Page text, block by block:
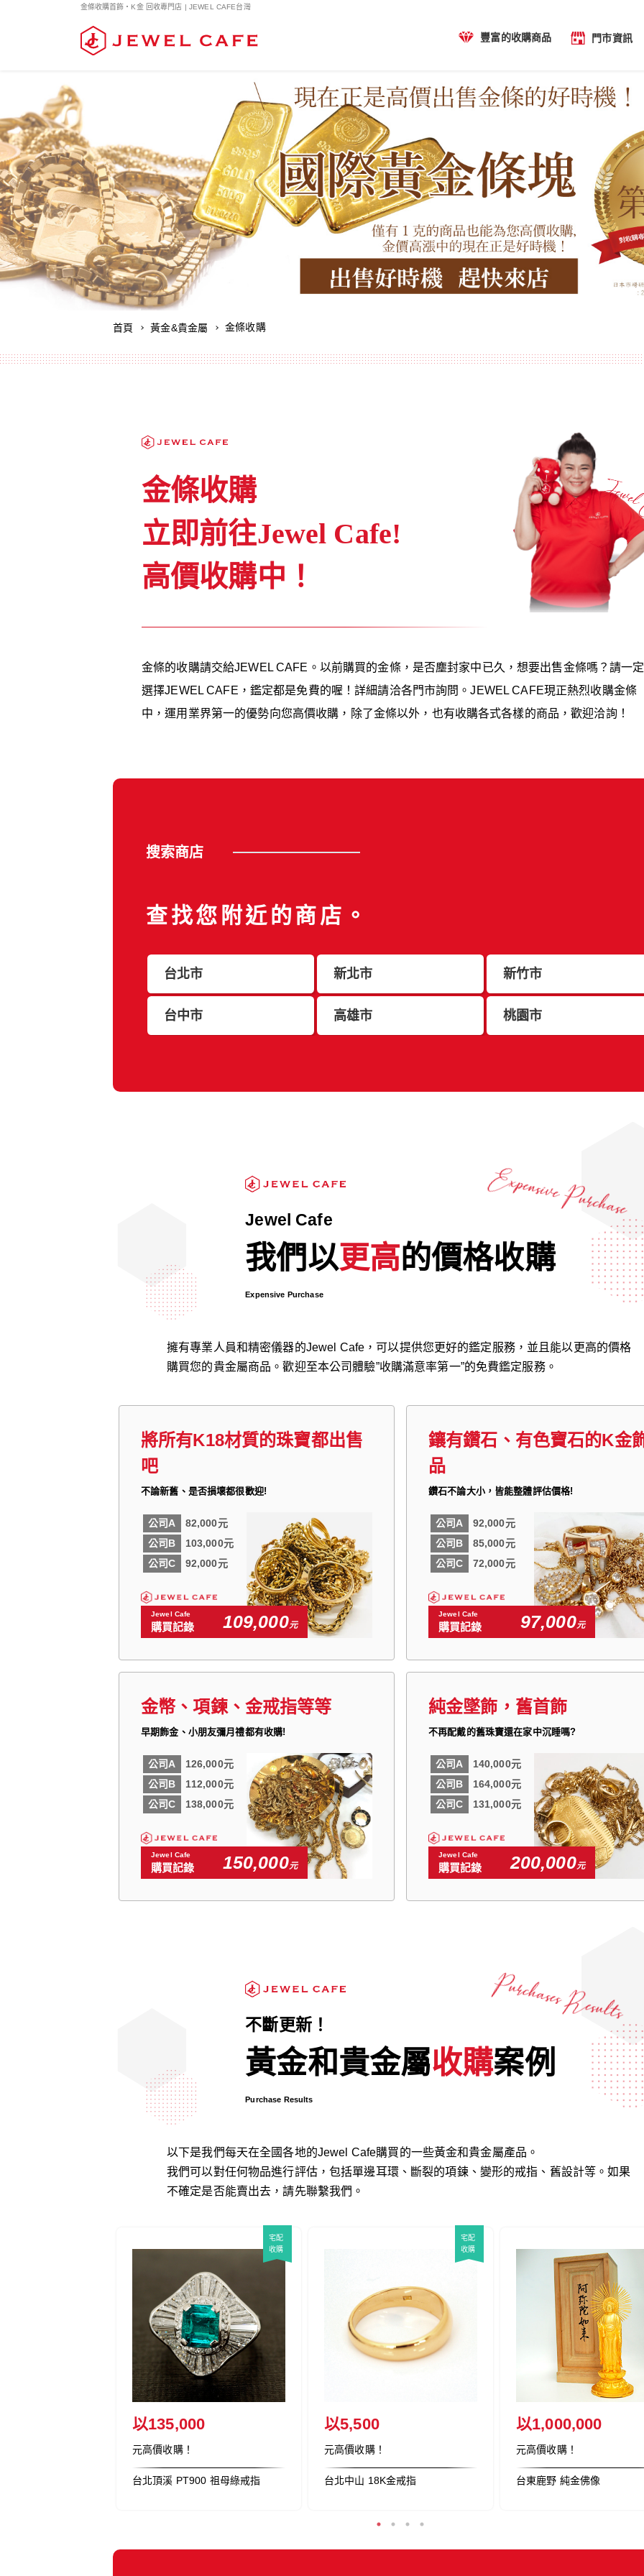
金條收購首飾・K金 回收專門店 | JEWEL CAFE台灣
豐富的收購商品 門市資訊
首頁 黃金&貴金屬 金條收購
金條收購
立即前往Jewel Cafe!
高價收購中！
金條的收購請交給JEWEL CAFE。以前購買的金條，是否塵封家中已久，想要出售金條嗎？請一
選擇JEWEL CAFE，鑑定都是免費的喔！詳細請洽各門市詢問。JEWEL CAFE現正熱烈收購金條
中，運用業界第一的優勢向您高價收購，除了金條以外，也有收購各式各樣的商品，歡迎洽詢！
搜索商店
查找您附近的商店。
台北市 新北市 新竹市
台中市 高雄市 桃園市
Jewel Cafe
我們以更高的價格收購
Expensive Purchase
擁有專業人員和精密儀器的Jewel Cafe，可以提供您更好的鑑定服務，並且能以更高的價格
購買您的貴金屬商品。歡迎至本公司體驗”收購滿意率第一”的免費鑑定服務。
將所有K18材質的珠寶都出售
吧
不論新舊、是否損壞都很歡迎!
公司A
82,000元
公司B
103,000元
公司C
92,000元
Jewel Cafe
購買記錄 109,000元
鑲有鑽石、有色寶石的K金
品
鑽石不論大小，皆能整體評估價格!
公司A
92,000元
公司B
85,000元
公司C
72,000元
Jewel Cafe
購買記錄 97,000元
金幣、項鍊、金戒指等等
早期飾金、小朋友彌月禮都有收購!
公司A
126,000元
公司B
112,000元
公司C
138,000元
Jewel Cafe
購買記錄 150,000元
純金墜飾，舊首飾
不再配戴的舊珠寶還在家中沉睡嗎?
公司A
140,000元
公司B
164,000元
公司C
131,000元
Jewel Cafe
購買記錄 200,000元
不斷更新！
黃金和貴金屬收購案例
Purchase Results
以下是我們每天在全國各地的Jewel Cafe購買的一些黃金和貴金屬產品。
我們可以對任何物品進行評估，包括單邊耳環、斷裂的項鍊、變形的戒指、舊設計等。如果
不確定是否能賣出去，請先聯繫我們。
宅配
收購
以145,000
元高價收購！
台北文山 國際黃金條塊
宅配
收購
以44,300
元高價收購！
K金耳環,寶石耳環(多件)
以6,860
元高價收購！
足金戒指2隻